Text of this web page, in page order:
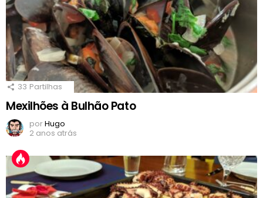
33 Partilhas
Mexilhões à Bulhão Pato
porHugo
2 anos atrás